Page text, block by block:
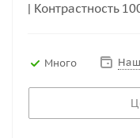
| Контрастность
Много